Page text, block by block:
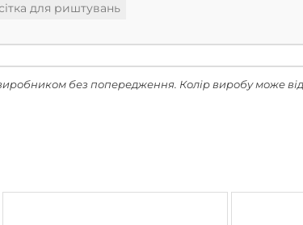
для риштувань
без попередження. Колір виробу може